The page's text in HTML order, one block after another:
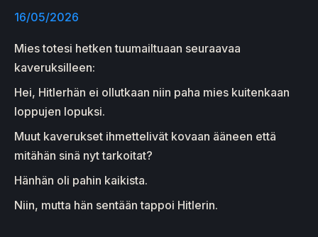
16/05/2026
Mies totesi hetken tuumailtuaan seuraavaa
kaveruksilleen:
Hei, Hitlerhän ei ollutkaan niin paha mies kuitenkaan
loppujen lopuksi.
Muut kaverukset ihmettelivät kovaan ääneen että
mitähän sinä nyt tarkoitat?
Hänhän oli pahin kaikista.
Niin, mutta hän sentään tappoi Hitlerin.